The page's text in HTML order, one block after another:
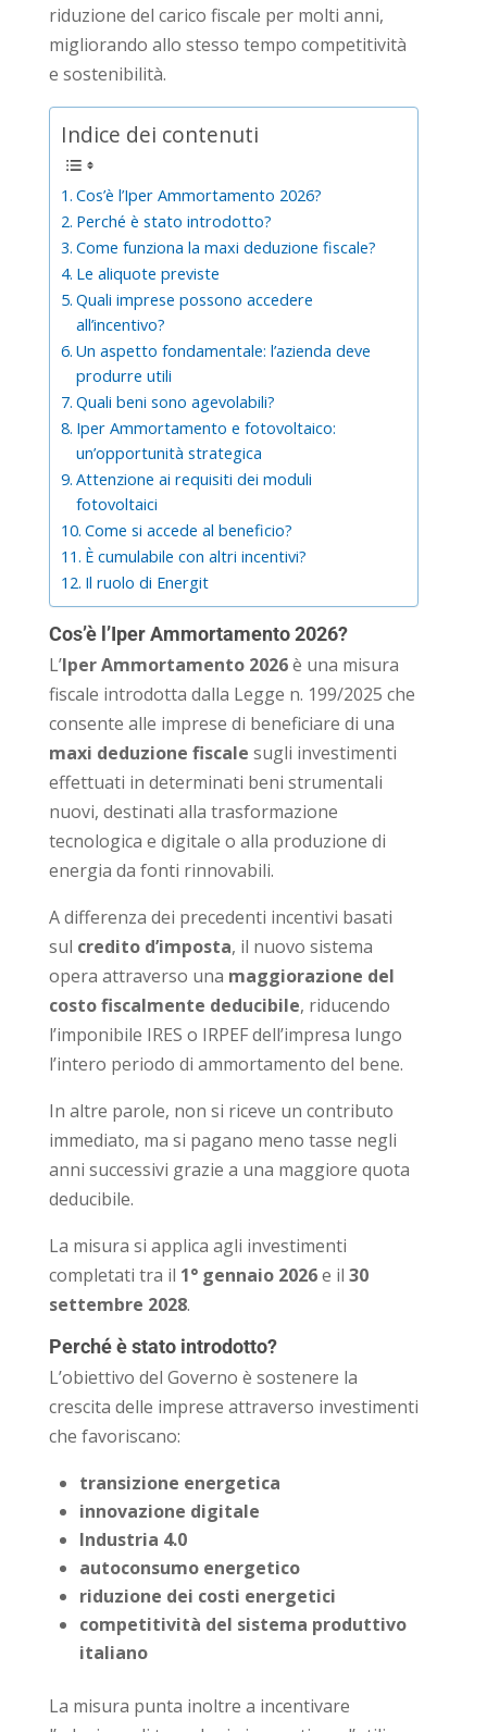
riduzione del carico fiscale per molti anni,
migliorando allo stesso tempo competitività
e sostenibilità.
Indice dei contenuti
Cos’è l’Iper Ammortamento 2026?
Perché è stato introdotto?
Come funziona la maxi deduzione fiscale?
Le aliquote previste
Quali imprese possono accedere
all’incentivo?
Un aspetto fondamentale: l’azienda deve
produrre utili
Quali beni sono agevolabili?
Iper Ammortamento e fotovoltaico:
un’opportunità strategica
Attenzione ai requisiti dei moduli
fotovoltaici
Come si accede al beneficio?
È cumulabile con altri incentivi?
Il ruolo di Energit
Cos’è l’Iper Ammortamento 2026?
L’Iper Ammortamento 2026è una misura
fiscale introdotta dalla Legge n. 199/2025 che
consente alle imprese di beneficiare di una
maxi deduzione fiscale sugli investimenti
effettuati in determinati beni strumentali
nuovi, destinati alla trasformazione
tecnologica e digitale o alla produzione di
energia da fonti rinnovabili.
A differenza dei precedenti incentivi basati
sul credito d’imposta, il nuovo sistema
opera attraverso una maggiorazione del
costo fiscalmente deducibile, riducendo
l’imponibile IRES o IRPEF dell’impresa lungo
l’intero periodo di ammortamento del bene.
In altre parole, non si riceve un contributo
immediato, ma si pagano meno tasse negli
anni successivi grazie a una maggiore quota
deducibile.
La misura si applica agli investimenti
completati tra il 1° gennaio 2026e il 30
settembre 2028.
Perché è stato introdotto?
L’obiettivo del Governo è sostenere la
crescita delle imprese attraverso investimenti
che favoriscano:
transizione energetica
innovazione digitale
Industria 4.0
autoconsumo energetico
riduzione dei costi energetici
competitività del sistema produttivo
italiano
La misura punta inoltre a incentivare